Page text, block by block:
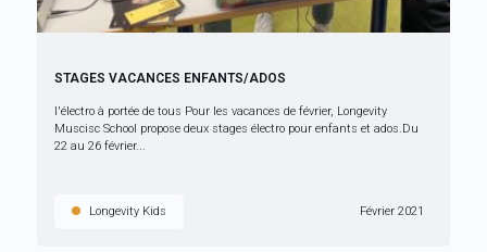
STAGES VACANCES ENFANTS/ADOS
l'électro à portée de tous Pour les vacances de février, Longevity
Muscisc School propose deux stages électro pour enfants et ados.Du
22 au 26 février...
Longevity Kids Février 2021